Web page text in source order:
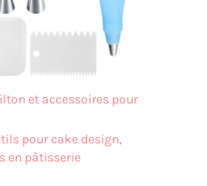
et accessoires pour
pour cake design,
en pâtisserie